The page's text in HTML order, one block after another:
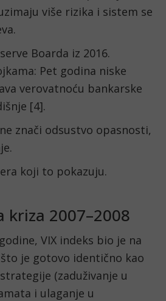
više rizika i sistem se
Boarda iz 2016.
Pet godina niske
verovatnoću bankarske
[4].
znači odsustvo opasnosti,
koji to pokazuju.
kriza 2007–2008
VIX indeks bio je na
je gotovo identično kao
strategije (zaduživanje u
i ulaganje u